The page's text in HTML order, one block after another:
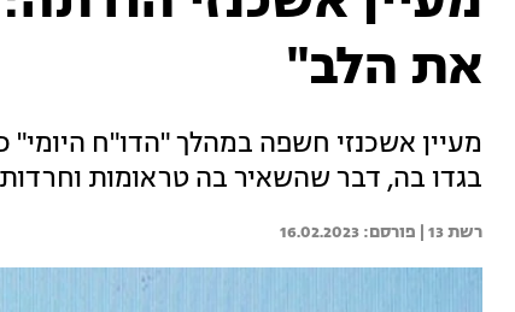
את הלב"
מעיין אשכנזי חשפה במהלך "הדו"ח
בגדו בה, דבר שהשאיר בה טראומות וחרדות
רשת 13 | 16.02.2023